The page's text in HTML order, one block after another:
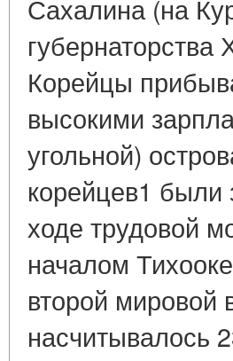
Сахалина (на
Корейцы
высокими
угольной)
корейцев1 были
ходе трудовой
началом
второй мировой
насчитывалось